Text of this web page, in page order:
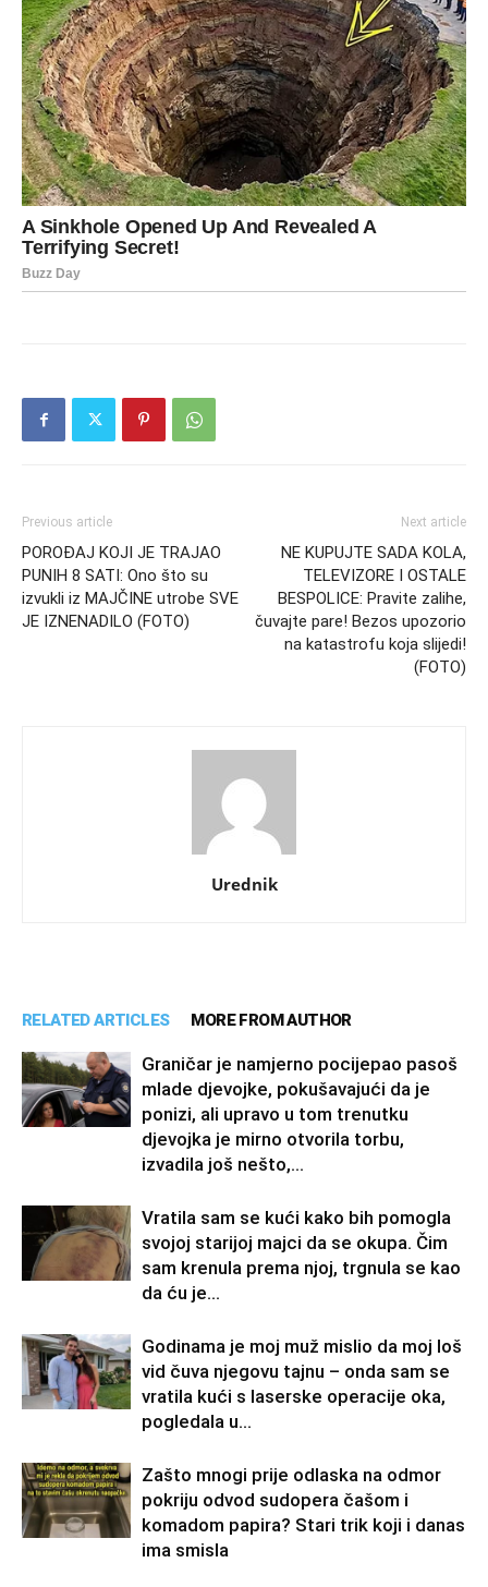
Previous article
POROĐAJ KOJI JE TRAJAO
PUNIH 8 SATI: Ono što su
izvukli iz MAJČINE utrobe SVE
JE IZNENADILO (FOTO)
Next article
NE KUPUJTE SADA KOLA,
TELEVIZORE I OSTALE
BESPOLICE: Pravite zalihe,
čuvajte pare! Bezos upozorio
na katastrofu koja slijedi!
(FOTO)
Urednik
RELATED ARTICLES MORE FROM AUTHOR
Graničar je namjerno pocijepao pasoš
mlade djevojke, pokušavajući da je
ponizi, ali upravo u tom trenutku
djevojka je mirno otvorila torbu,
izvadila još nešto,...
Vratila sam se kući kako bih pomogla
svojoj starijoj majci da se okupa. Čim
sam krenula prema njoj, trgnula se kao
da ću je...
Godinama je moj muž mislio da moj loš
vid čuva njegovu tajnu – onda sam se
vratila kući s laserske operacije oka,
pogledala u...
Zašto mnogi prije odlaska na odmor
pokriju odvod sudopera čašom i
komadom papira? Stari trik koji i danas
ima smisla